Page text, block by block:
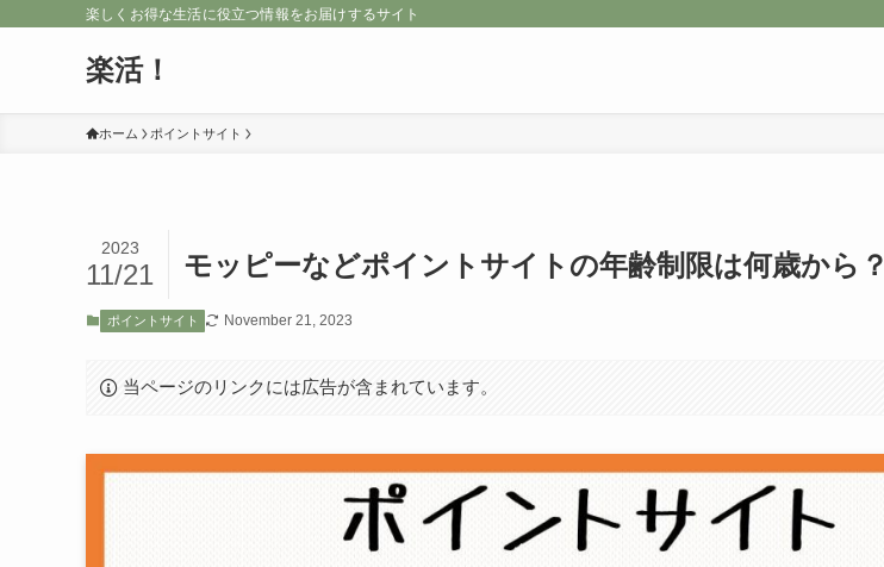
楽しくお得な生活に役立つ情報をお届けするサイト
楽活！
ホーム ポイントサイト
モッピーなどポイントサイトの年齢制限は何歳から？
2023
11/21
ポイントサイト November 21, 2023
当ページのリンクには広告が含まれています。